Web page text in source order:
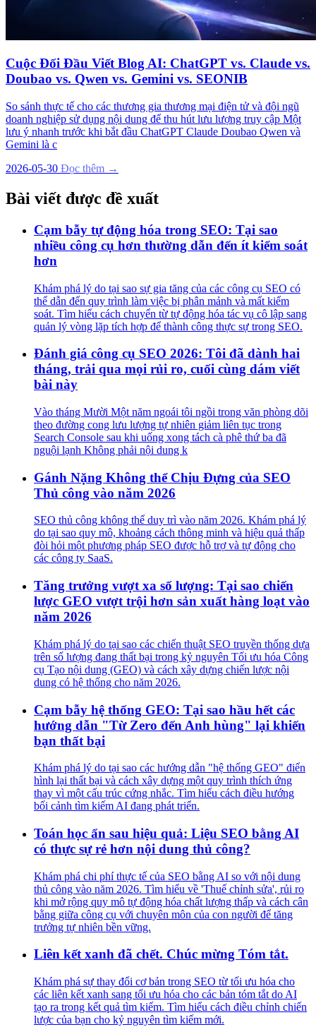
Cuộc Đối Đầu Viết Blog AI: ChatGPT vs. Claude vs.
Doubao vs. Qwen vs. Gemini vs. SEONIB
So sánh thực tế cho các thương gia thương mại điện tử và đội ngũ
doanh nghiệp sử dụng nội dung để thu hút lưu lượng truy cập Một
lưu ý nhanh trước khi bắt đầu ChatGPT Claude Doubao Qwen và
Gemini là c
2026-05-30 Đọc thêm →
Bài viết được đề xuất
Cạm bẫy tự động hóa trong SEO: Tại sao
nhiều công cụ hơn thường dẫn đến ít kiểm soát
hơn
Khám phá lý do tại sao sự gia tăng của các công cụ SEO có
thể dẫn đến quy trình làm việc bị phân mảnh và mất kiểm
soát. Tìm hiểu cách chuyển từ tự động hóa tác vụ cô lập sang
quản lý vòng lặp tích hợp để thành công thực sự trong SEO.
Đánh giá công cụ SEO 2026: Tôi đã dành hai
tháng, trải qua mọi rủi ro, cuối cùng dám viết
bài này
Vào tháng Mười Một năm ngoái tôi ngồi trong văn phòng dõi
theo đường cong lưu lượng tự nhiên giảm liên tục trong
Search Console sau khi uống xong tách cà phê thứ ba đã
nguội lạnh Không phải nội dung k
Gánh Nặng Không thể Chịu Đựng của SEO
Thủ công vào năm 2026
SEO thủ công không thể duy trì vào năm 2026. Khám phá lý
do tại sao quy mô, khoảng cách thông minh và hiệu quả thấp
đòi hỏi một phương pháp SEO được hỗ trợ và tự động cho
các công ty SaaS.
Tăng trưởng vượt xa số lượng: Tại sao chiến
lược GEO vượt trội hơn sản xuất hàng loạt vào
năm 2026
Khám phá lý do tại sao các chiến thuật SEO truyền thống dựa
trên số lượng đang thất bại trong kỷ nguyên Tối ưu hóa Công
cụ Tạo nội dung (GEO) và cách xây dựng chiến lược nội
dung có hệ thống cho năm 2026.
Cạm bẫy hệ thống GEO: Tại sao hầu hết các
hướng dẫn "Từ Zero đến Anh hùng" lại khiến
bạn thất bại
Khám phá lý do tại sao các hướng dẫn "hệ thống GEO" điển
hình lại thất bại và cách xây dựng một quy trình thích ứng
thay vì một cấu trúc cứng nhắc. Tìm hiểu cách điều hướng
bối cảnh tìm kiếm AI đang phát triển.
Toán học ẩn sau hiệu quả: Liệu SEO bằng AI
có thực sự rẻ hơn nội dung thủ công?
Khám phá chi phí thực tế của SEO bằng AI so với nội dung
thủ công vào năm 2026. Tìm hiểu về 'Thuế chỉnh sửa', rủi ro
khi mở rộng quy mô tự động hóa chất lượng thấp và cách cân
bằng giữa công cụ với chuyên môn của con người để tăng
trưởng tự nhiên bền vững.
Liên kết xanh đã chết. Chúc mừng Tóm tắt.
Khám phá sự thay đổi cơ bản trong SEO từ tối ưu hóa cho
các liên kết xanh sang tối ưu hóa cho các bản tóm tắt do AI
tạo ra trong kết quả tìm kiếm. Tìm hiểu cách điều chỉnh chiến
lược của bạn cho kỷ nguyên tìm kiếm mới.